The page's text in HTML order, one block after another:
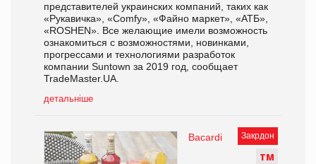
представителей украинских компаний, таких как
«Рукавичка», «Comfy», «Файно маркет», «АТБ»,
«ROSHEN». Все желающие имели возможность
ознакомиться с возможностями, новинками,
прогрессами и технологиями разработок
компании Suntown за 2019 год, сообщает
TradeMaster.UA.
детальніше
Закрдон
ТМ
Bacardi